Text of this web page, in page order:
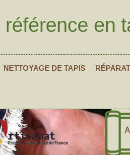
référence en
NETTOYAGE DE TAPIS